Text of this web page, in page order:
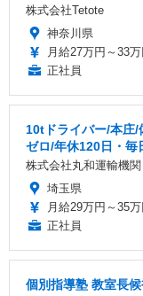
株式会社Tetote
神奈川県
月給27万円～33万
正社員
10tドライバー/本庄/
ゼロ/年休120日・毎
株式会社丸和運輸機関
埼玉県
月給29万円～35万
正社員
個別指導塾 教室長